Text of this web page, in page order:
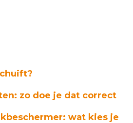
zo doe je dat correct
wat kies je